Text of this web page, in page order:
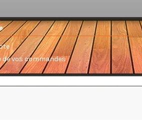
de vos commandes